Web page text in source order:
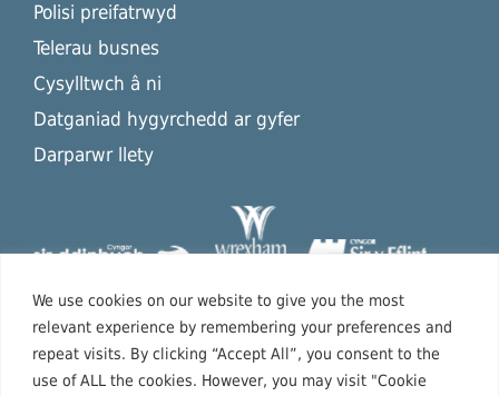
We use cookies on our website to give you the most
relevant experience by remembering your preferences and
repeat visits. By clicking “Accept All”, you consent to the
use of ALL the cookies. However, you may visit "Cookie
Polisi preifatrwyd
Telerau busnes
Cysylltwch â ni
Datganiad hygyrchedd ar gyfer
Darparwr llety